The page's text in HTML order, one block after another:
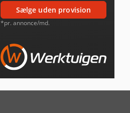
sælge uden provision
*pr. annonce/md.